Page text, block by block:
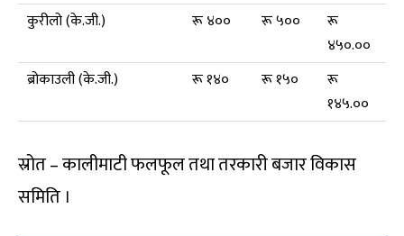
कुरीलो (के.जी.)
रू ४०० रू ५००
रू
४५०.००
ब्रोकाउली (के.जी.)
रू १४० रू १५०
रू
१४५.००
स्रोत – कालीमाटी फलफूल तथा तरकारी बजार विकास
समिति ।